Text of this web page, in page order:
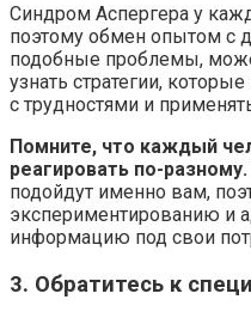
Синдром Аспергера у
поэтому обмен опытом
подобные проблемы,
узнать стратегии,
с трудностями и
Помните, что каждый
реагировать по-разному.
подойдут именно вам,
экспериментированию и
информацию под свои
3. Обратитесь к